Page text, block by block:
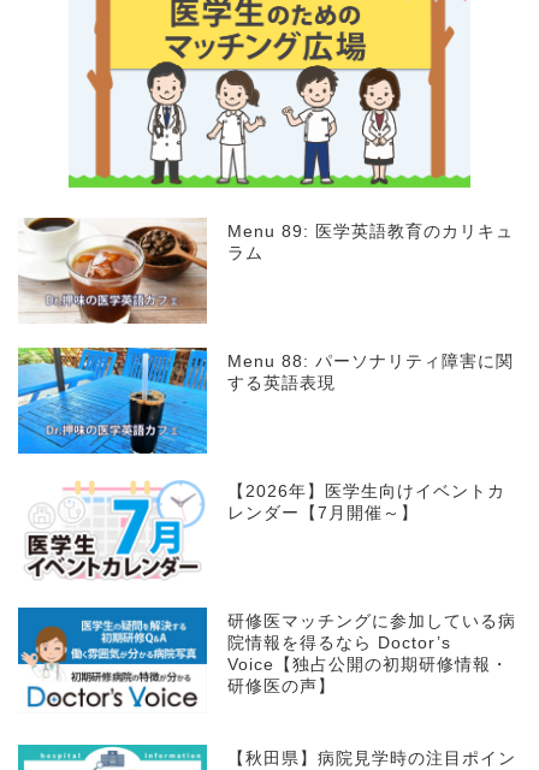
Menu 89: 医学英語教育のカリキュ
ラム
Menu 88: パーソナリティ障害に関
する英語表現
【2026年】医学生向けイベントカ
レンダー【7月開催～】
研修医マッチングに参加している病
院情報を得るなら Doctor’s
Voice【独占公開の初期研修情報・
研修医の声】
【秋田県】病院見学時の注目ポイン